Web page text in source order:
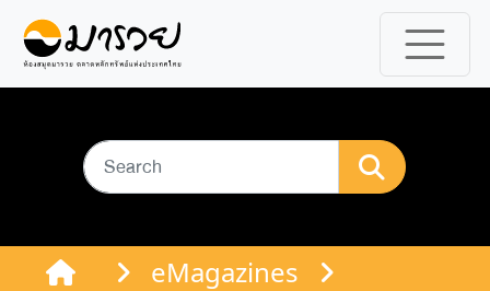
eMagazines